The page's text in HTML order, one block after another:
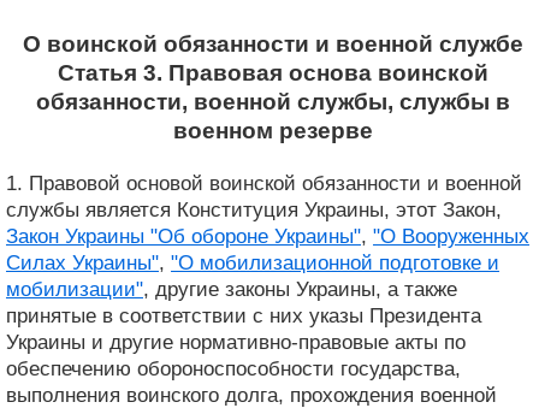
О воинской обязанности и военной службе
Статья 3. Правовая основа воинской
обязанности, военной службы, службы в
военном резерве
1. Правовой основой воинской обязанности и военной
службы является Конституция Украины, этот Закон,
Закон Украины "Об обороне Украины", "О Вооруженных
Силах Украины", "О мобилизационной подготовке и
мобилизации", другие законы Украины, а также
принятые в соответствии с них указы Президента
Украины и другие нормативно-правовые акты по
обеспечению обороноспособности государства,
выполнения воинского долга, прохождения военной